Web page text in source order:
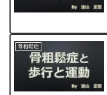
骨粗鬆症